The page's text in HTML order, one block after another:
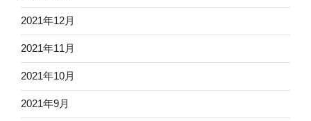
2021年12月
2021年11月
2021年10月
2021年9月